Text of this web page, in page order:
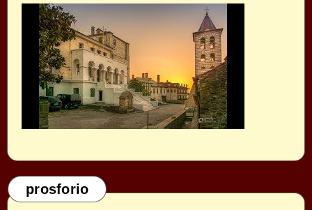
prosforio